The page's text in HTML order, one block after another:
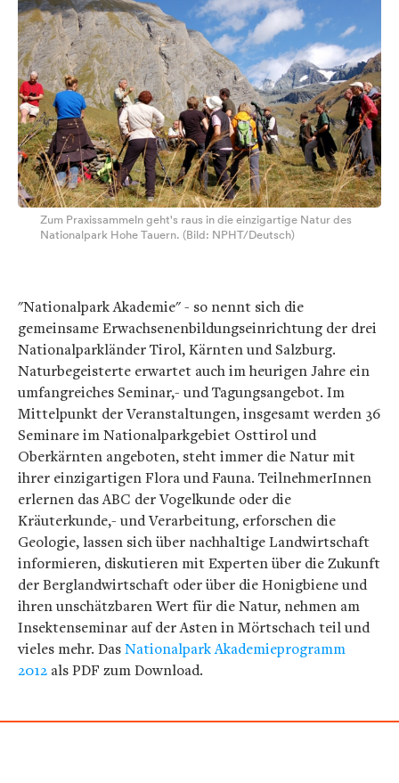
Zum Praxissammeln geht's raus in die einzigartige Natur des
Nationalpark Hohe Tauern. (Bild: NPHT/Deutsch)
"Nationalpark Akademie" - so nennt sich die
gemeinsame Erwachsenenbildungseinrichtung der drei
Nationalparkländer Tirol, Kärnten und Salzburg.
Naturbegeisterte erwartet auch im heurigen Jahre ein
umfangreiches Seminar,- und Tagungsangebot. Im
Mittelpunkt der Veranstaltungen, insgesamt werden 36
Seminare im Nationalparkgebiet Osttirol und
Oberkärnten angeboten, steht immer die Natur mit
ihrer einzigartigen Flora und Fauna. TeilnehmerInnen
erlernen das ABC der Vogelkunde oder die
Kräuterkunde,- und Verarbeitung, erforschen die
Geologie, lassen sich über nachhaltige Landwirtschaft
informieren, diskutieren mit Experten über die Zukunft
der Berglandwirtschaft oder über die Honigbiene und
ihren unschätzbaren Wert für die Natur, nehmen am
Insektenseminar auf der Asten in Mörtschach teil und
vieles mehr. DasNationalpark Akademieprogramm
2012 als PDF zum Download.